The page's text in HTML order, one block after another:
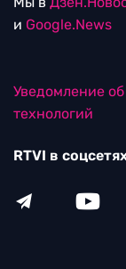
и Google.News
Уведомление
технологий
RTVI в